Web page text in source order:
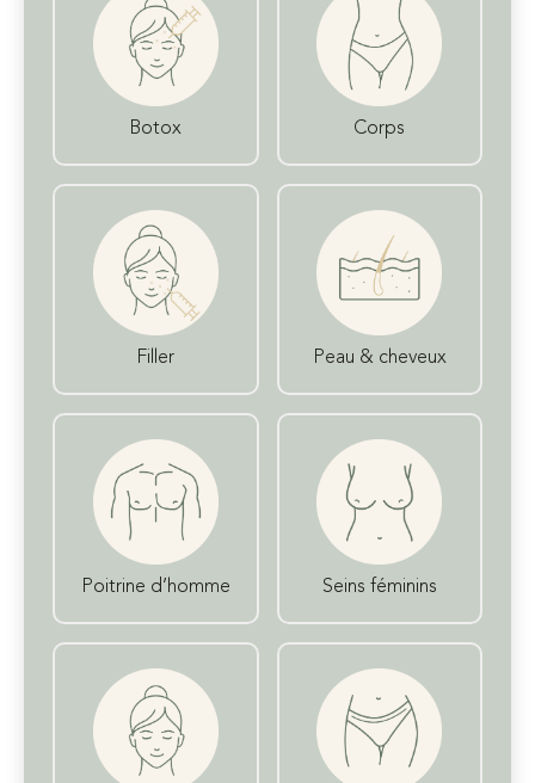
Botox Corps
Filler Peau & cheveux
Poitrine d’homme Seins féminins